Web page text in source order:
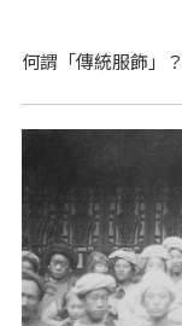
何謂「傳統服飾」？